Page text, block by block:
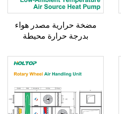
مضخة حرارية مصدر هواء
بدرجة حرارة محيطة
بالهواء